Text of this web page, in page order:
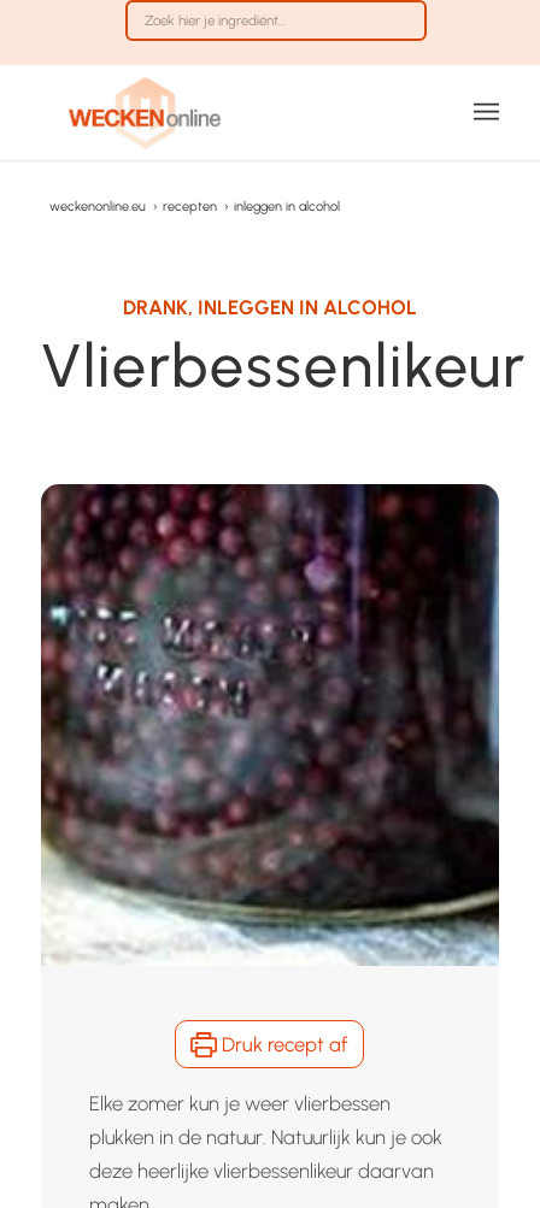
weckenonline.eu › recepten › inleggen in alcohol
DRANK, INLEGGEN IN ALCOHOL
Vlierbessenlikeur
Druk recept af
Elke zomer kun je weer vlierbessen
plukken in de natuur. Natuurlijk kun je ook
deze heerlijke vlierbessenlikeur daarvan